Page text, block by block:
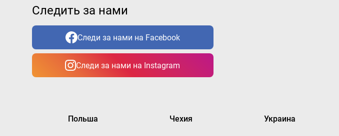
Следить за нами
Следи за нами на Facebook
Следи за нами на Instagram
Польша Чехия Украина